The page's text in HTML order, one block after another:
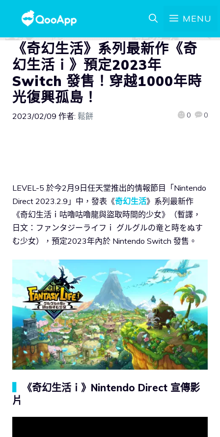
MENU
《奇幻生活》系列最新作《奇
幻生活ｉ》預定2023年
Switch 發售！穿越1000年時
光復興孤島！
2023/02/09 作者: 鬆餅 0 0
LEVEL-5 於今2月9日任天堂推出的情報節目「Nintendo
Direct 2023.2.9」中，發表《奇幻生活》系列最新作
《奇幻生活ｉ咕嚕咕嚕龍與盜取時間的少女》（暫譯，
日文：ファンタジーライフｉ グルグルの竜と時をぬす
む少女），預定2023年內於 Nintendo Switch 發售。
《奇幻生活ｉ》Nintendo Direct 宣傳影
片